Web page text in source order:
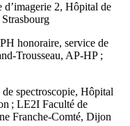
d’imagerie 2, Hôpital de
honoraire, service de
Trousseau, AP-HP ;
spectroscopie, Hôpital
; LE2I Faculté de
Franche-Comté, Dijon